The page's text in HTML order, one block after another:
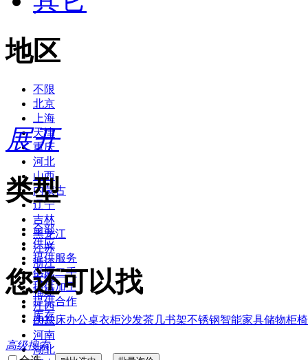
地区
不限
北京
上海
天津
重庆
河北
山西
内蒙古
辽宁
吉林
黑龙江
江苏
浙江
安徽
福建
江西
山东
河南
湖北
展开
类型
全部
供应
提供服务
供应二手
提供加工
提供合作
库存
您还可以找
2022床办公桌衣柜沙发茶几书架不锈钢智能家具储物柜
高级搜索